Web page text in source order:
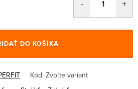
DO KOŠÍKA
Kód: Zvoľte variant